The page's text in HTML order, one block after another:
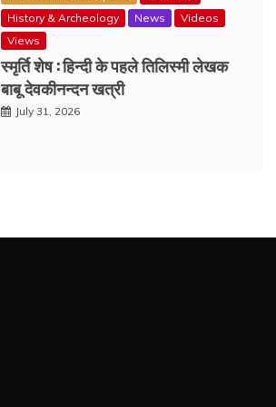
History & Archeology
News
Videos
Views
स्मृर्ति शेष : हिन्दी के पहले तिलिस्मी लेखक
बाबू देवकीनन्दन खत्री
July 31, 2026